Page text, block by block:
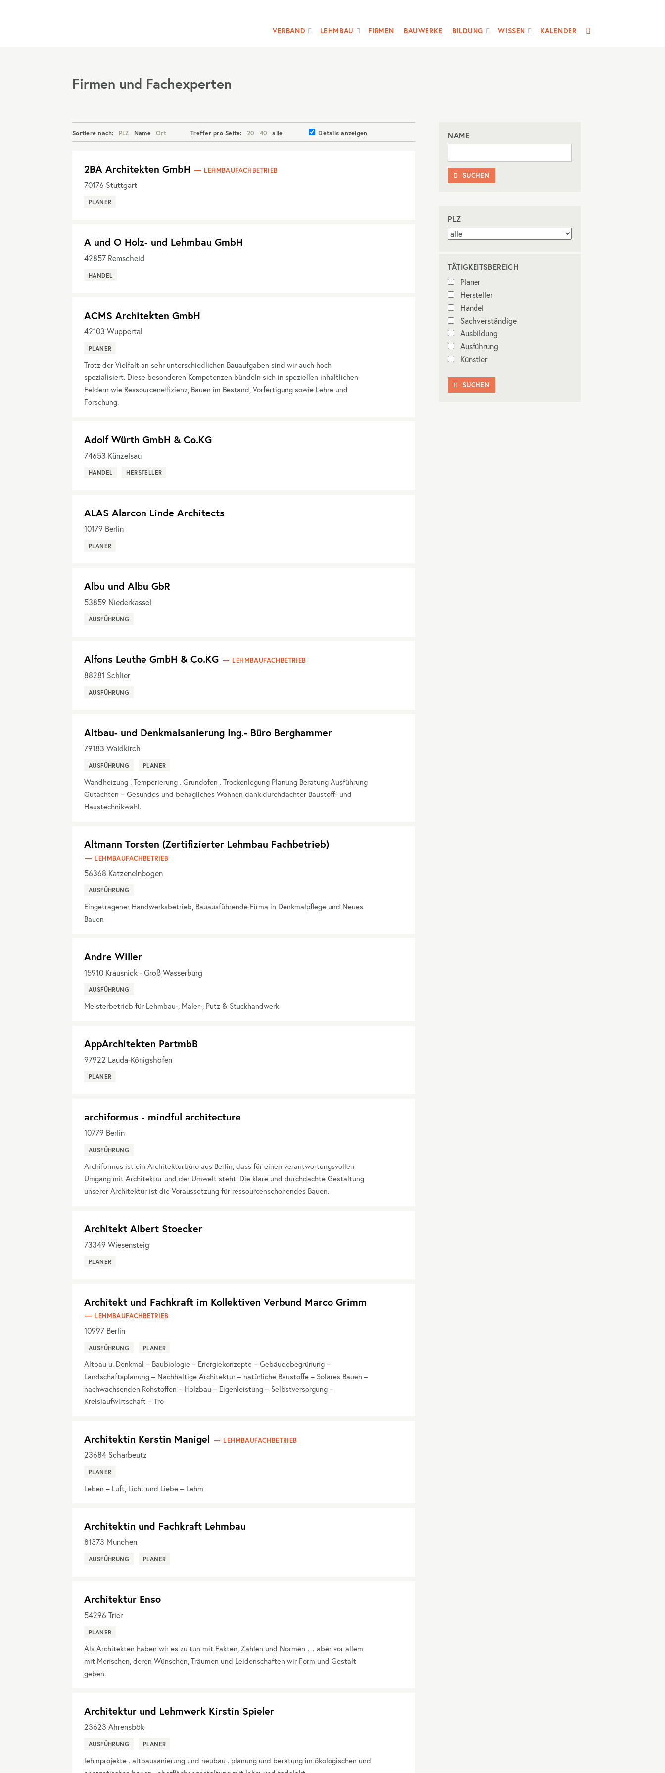
VERBAND LEHMBAU FIRMEN BAUWERKE BILDUNG WISSEN KALENDER
Firmen und Fachexperten
Sortiere nach: PLZ Name Ort Treffer pro Seite: 20 40 alle Details anzeigen
2BA Architekten GmbH LEHMBAUFACHBETRIEB
70176 Stuttgart
PLANER
A und O Holz- und Lehmbau GmbH
42857 Remscheid
HANDEL
ACMS Architekten GmbH
42103 Wuppertal
PLANER
Trotz der Vielfalt an sehr unterschiedlichen Bauaufgaben sind wir auch hoch
spezialisiert. Diese besonderen Kompetenzen bündeln sich in speziellen inhaltlichen
Feldern wie Ressourceneffizienz, Bauen im Bestand, Vorfertigung sowie Lehre und
Forschung.
Adolf Würth GmbH & Co.KG
74653 Künzelsau
HANDEL HERSTELLER
ALAS Alarcon Linde Architects
10179 Berlin
PLANER
Albu und Albu GbR
53859 Niederkassel
AUSFÜHRUNG
Alfons Leuthe GmbH & Co.KG LEHMBAUFACHBETRIEB
88281 Schlier
AUSFÜHRUNG
Altbau- und Denkmalsanierung Ing.- Büro Berghammer
79183 Waldkirch
AUSFÜHRUNG PLANER
Wandheizung . Temperierung . Grundofen . Trockenlegung Planung Beratung Ausführung
Gutachten – Gesundes und behagliches Wohnen dank durchdachter Baustoff- und
Haustechnikwahl.
Altmann Torsten (Zertifizierter Lehmbau Fachbetrieb)
LEHMBAUFACHBETRIEB
56368 Katzenelnbogen
AUSFÜHRUNG
Eingetragener Handwerksbetrieb, Bauausführende Firma in Denkmalpflege und Neues
Bauen
Andre Willer
15910 Krausnick - Groß Wasserburg
AUSFÜHRUNG
Meisterbetrieb für Lehmbau-, Maler-, Putz & Stuckhandwerk
AppArchitekten PartmbB
97922 Lauda-Königshofen
PLANER
archiformus - mindful architecture
10779 Berlin
AUSFÜHRUNG
Archiformus ist ein Architekturbüro aus Berlin, dass für einen verantwortungsvollen
Umgang mit Architektur und der Umwelt steht. Die klare und durchdachte Gestaltung
unserer Architektur ist die Voraussetzung für ressourcenschonendes Bauen.
Architekt Albert Stoecker
73349 Wiesensteig
PLANER
Architekt und Fachkraft im Kollektiven Verbund Marco Grimm
LEHMBAUFACHBETRIEB
10997 Berlin
AUSFÜHRUNG PLANER
Altbau u. Denkmal – Baubiologie – Energiekonzepte – Gebäudebegrünung –
Landschaftsplanung – Nachhaltige Architektur – natürliche Baustoffe – Solares Bauen –
nachwachsenden Rohstoffen – Holzbau – Eigenleistung – Selbstversorgung –
Kreislaufwirtschaft – Tro
Architektin Kerstin Manigel LEHMBAUFACHBETRIEB
23684 Scharbeutz
PLANER
Leben – Luft, Licht und Liebe – Lehm
Architektin und Fachkraft Lehmbau
81373 München
AUSFÜHRUNG PLANER
Architektur Enso
54296 Trier
PLANER
Als Architekten haben wir es zu tun mit Fakten, Zahlen und Normen … aber vor allem
mit Menschen, deren Wünschen, Träumen und Leidenschaften wir Form und Gestalt
geben.
Architektur und Lehmwerk Kirstin Spieler
23623 Ahrensbök
AUSFÜHRUNG PLANER
lehmprojekte . altbausanierung und neubau . planung und beratung im ökologischen und
NAME
 SUCHEN
PLZ
TÄTIGKEITSBEREICH
Planer
Hersteller
Handel
Sachverständige
Ausbildung
Ausführung
Künstler
 SUCHEN